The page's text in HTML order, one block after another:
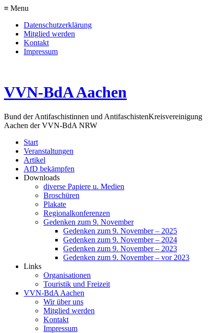
≡ Menu
Datenschutzerklärung
Mitglied werden
Kontakt
Impressum
VVN-BdA Aachen
Bund der Antifaschistinnen und AntifaschistenKreisvereinigung
Aachen der VVN-BdA NRW
Start
Veranstaltungen
Artikel
AfD bekämpfen
Downloads
diverse Papiere u. Medien
Broschüren
Plakate
Regionalkonferenzen
Gedenken zum 9. November
Gedenken zum 9. November – 2025
Gedenken zum 9. November – 2024
Gedenken zum 9. November – 2023
Gedenken zum 9. November – vor 2023
Links
Organisationen
Touristik und Freizeit
VVN-BdA Aachen
Wir über uns
Mitglied werden
Kontakt
Impressum